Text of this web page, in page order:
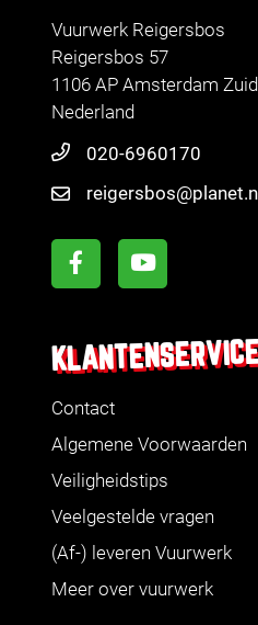
Vuurwerk Reigersbos
Reigersbos 57
1106 AP Amsterdam
Nederland
020-6960170
Contact
Algemene Voorwaarden
Veiligheidstips
Veelgestelde vragen
(Af-) leveren Vuurwerk
Meer over vuurwerk